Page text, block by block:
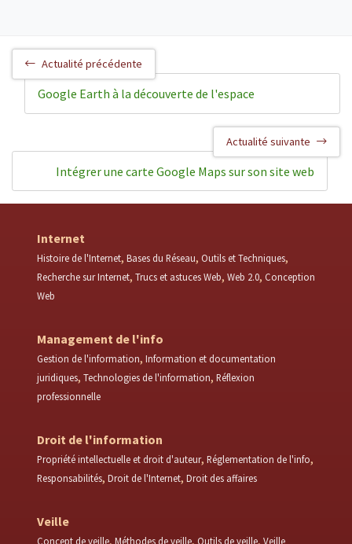
Actualité précédente
Google Earth à la découverte de l'espace
Actualité suivante
Intégrer une carte Google Maps sur son site web
Internet
Histoire de l'Internet Bases du Réseau Outils et Techniques
Recherche sur Internet Trucs et astuces Web Web 2.0 Conception
Web
Management de l'info
Gestion de l'information Information et documentation
juridiques Technologies de l'information Réflexion
professionnelle
Droit de l'information
Propriété intellectuelle et droit d'auteur Réglementation de l'info
Responsabilités Droit de l'Internet Droit des affaires
Veille
Concept de veille Méthodes de veille Outils de veille Veille